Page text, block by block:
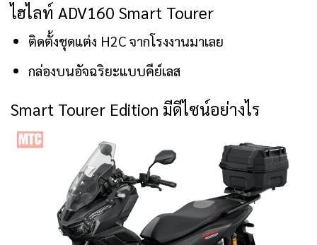
ไฮไลท์ ADV160 Smart Tourer
ติดตั้งชุดแต่ง H2C จากโรงงานมาเลย
กล่องบนอัจฉริยะแบบคีย์เลส
Smart Tourer Edition มีดีไซน์อย่างไร